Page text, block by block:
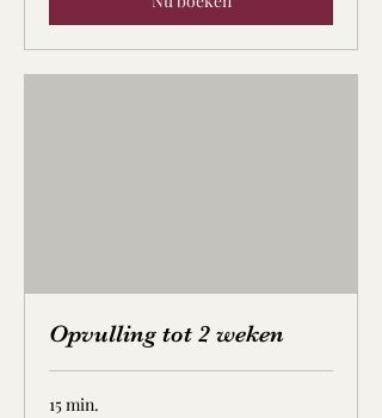
Opvulling tot 2 weken
15 min.